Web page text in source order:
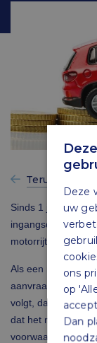
Terug naar
Sinds 1 januari
ingangsdatum van
Als een
aanvraag voor
volgt, dan gaat de
dat het
voorwaarden
Deze
uw
ons
op
Dan